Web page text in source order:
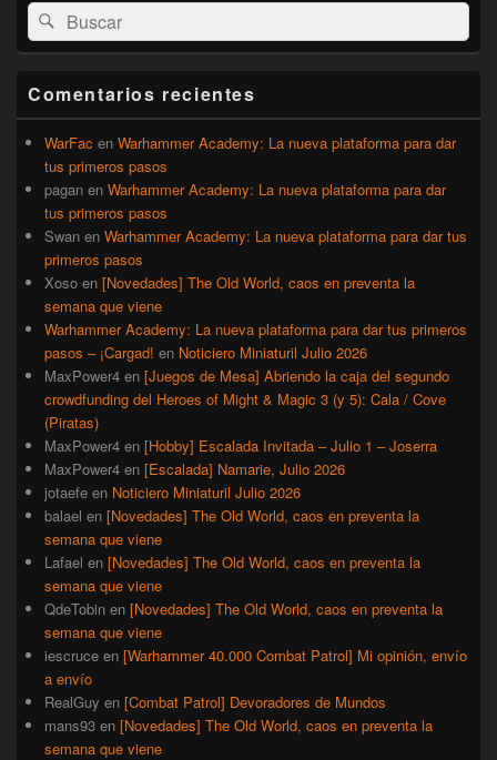
área
de
widget
lateral
primaria
Buscar
por:
Buscar
Comentarios recientes
WarFac en Warhammer Academy: La nueva plataforma para dar
tus primeros pasos
pagan en Warhammer Academy: La nueva plataforma para dar
tus primeros pasos
Swan en Warhammer Academy: La nueva plataforma para dar tus
primeros pasos
Xoso en [Novedades] The Old World, caos en preventa la
semana que viene
Warhammer Academy: La nueva plataforma para dar tus primeros
pasos – ¡Cargad! en Noticiero Miniaturil Julio 2026
MaxPower4 en [Juegos de Mesa] Abriendo la caja del segundo
crowdfunding del Heroes of Might & Magic 3 (y 5): Cala / Cove
(Piratas)
MaxPower4 en [Hobby] Escalada Invitada – Julio 1 – Joserra
MaxPower4 en [Escalada] Namarie, Julio 2026
jotaefe en Noticiero Miniaturil Julio 2026
balael en [Novedades] The Old World, caos en preventa la
semana que viene
Lafael en [Novedades] The Old World, caos en preventa la
semana que viene
QdeTobin en [Novedades] The Old World, caos en preventa la
semana que viene
iescruce en [Warhammer 40.000 Combat Patrol] Mi opinión, envío
a envío
RealGuy en [Combat Patrol] Devoradores de Mundos
mans93 en [Novedades] The Old World, caos en preventa la
semana que viene